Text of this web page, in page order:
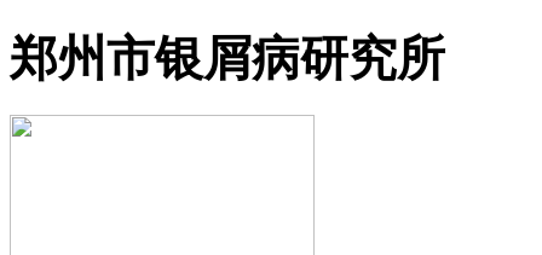
郑州市银屑病研究所